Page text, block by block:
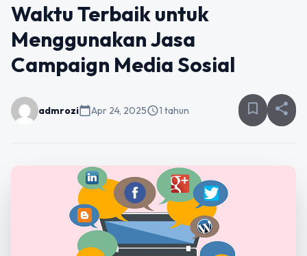
Waktu Terbaik untuk
Menggunakan Jasa
Campaign Media Sosial
admrozicalendar_todayApr 24, 2025schedule1 tahun bookmark_border share